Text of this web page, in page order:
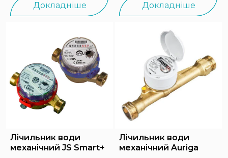
Докладніше Докладніше
Лічильник води
механічний JS Smart+
Лічильник води
механічний Auriga